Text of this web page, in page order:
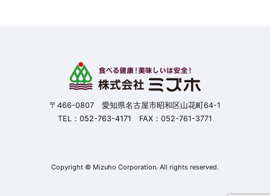
〒466-0807 愛知県名古屋市昭和区山花町64-1
TEL： 052-763-4171 FAX：052-761-3771
Copyright © Mizuho Corporation. All rights reserved.